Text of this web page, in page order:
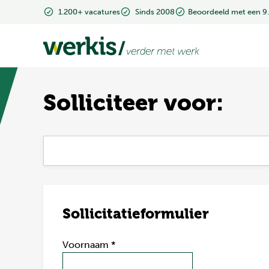
1.200+ vacatures Sinds 2008 Beoordeeld met een
1.200+ vacatures Sinds 2008 Beoordeeld met een
Solliciteer voor:
Sollicitatieformulier
Voornaam *